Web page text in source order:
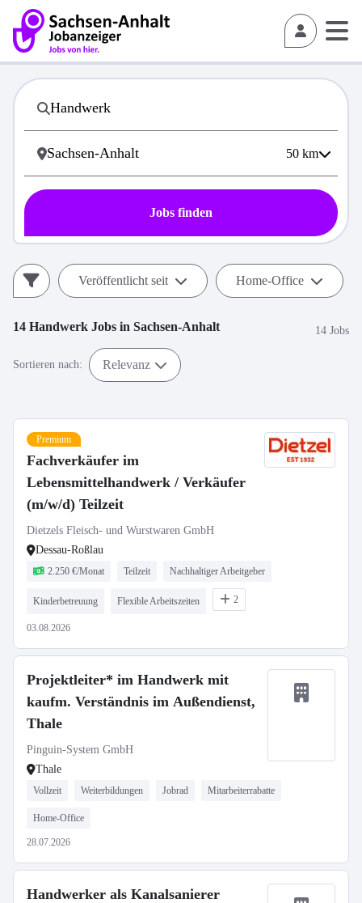
50 km
Jobs finden
Veröffentlicht seit Home-Office
14 Handwerk Jobs in Sachsen-Anhalt 14 Jobs
Sortieren nach: Relevanz
Premium
Fachverkäufer im
Lebensmittelhandwerk / Verkäufer
(m/w/d) Teilzeit
Dietzels Fleisch- und Wurstwaren GmbH
Dessau-Roßlau
2.250 €/Monat Teilzeit Nachhaltiger Arbeitgeber
Kinderbetreuung Flexible Arbeitszeiten 2
03.08.2026
Projektleiter* im Handwerk mit
kaufm. Verständnis im Außendienst,
Thale
Pinguin-System GmbH
Thale
Vollzeit Weiterbildungen Jobrad Mitarbeiterrabatte
Home-Office
28.07.2026
Handwerker als Kanalsanierer